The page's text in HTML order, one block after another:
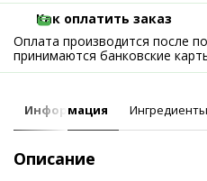
Как оплатить заказ
Оплата производится после
принимаются банковские
Информация Ингредиенты
Описание